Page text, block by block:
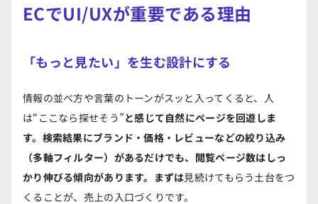
ECでUI/UXが重要である理由
「もっと見たい」を生む設計にする
情報の並べ方や言葉のトーンがスッと入ってくると、人
は“ここなら探せそう”と感じて自然にページを回遊しま
す。検索結果にブランド・価格・レビューなどの絞り込み
（多軸フィルター）があるだけでも、閲覧ページ数はしっ
かり伸びる傾向があります。まずは見続けてもらう土台をつ
くることが、売上の入口づくりです。